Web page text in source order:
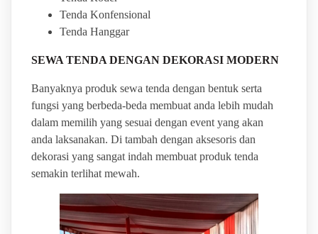
Tenda Konfensional
Tenda Hanggar
SEWA TENDA DENGAN DEKORASI MODERN
Banyaknya produk sewa tenda dengan bentuk serta
fungsi yang berbeda-beda membuat anda lebih mudah
dalam memilih yang sesuai dengan event yang akan
anda laksanakan. Di tambah dengan aksesoris dan
dekorasi yang sangat indah membuat produk tenda
semakin terlihat mewah.